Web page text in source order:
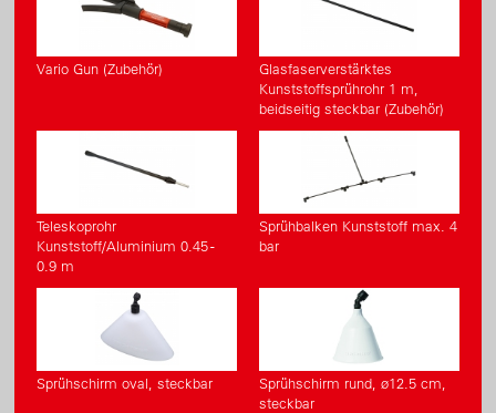
Vario Gun (Zubehör)
Glasfaserverstärktes
Kunststoffsprührohr 1 m,
beidseitig steckbar (Zubehör)
Teleskoprohr
Kunststoff/Aluminium 0.45 -
0.9 m
Sprühbalken Kunststoff max. 4
bar
Sprühschirm oval, steckbar
Sprühschirm rund, ø12.5 cm,
steckbar